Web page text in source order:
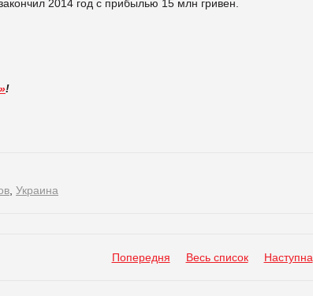
2014 год с прибылью 15 млн гривен.
!
Украина
Попередня Весь список Наступна